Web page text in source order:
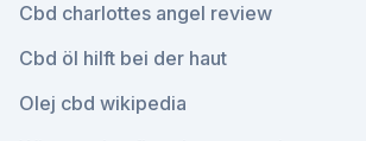
Cbd charlottes angel review
Cbd öl hilft bei der haut
Olej cbd wikipedia